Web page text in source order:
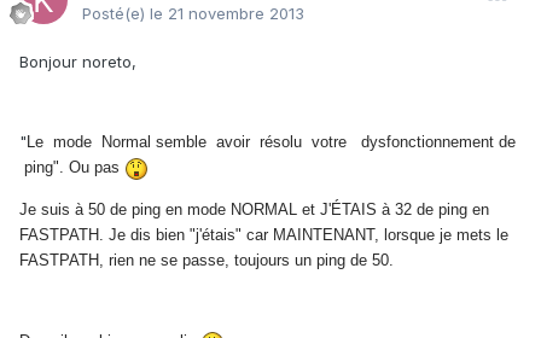
Posté(e) le 21 novembre 2013
Bonjour noreto,
" Le mode Normal semble avoir résolu votre dysfonctionnement de
ping". Ou pas
Je suis à 50 de ping en mode NORMAL et J'ÉTAIS à 32 de ping en
FASTPATH. Je dis bien "j'étais" car MAINTENANT, lorsque je mets le
FASTPATH, rien ne se passe, toujours un ping de 50.